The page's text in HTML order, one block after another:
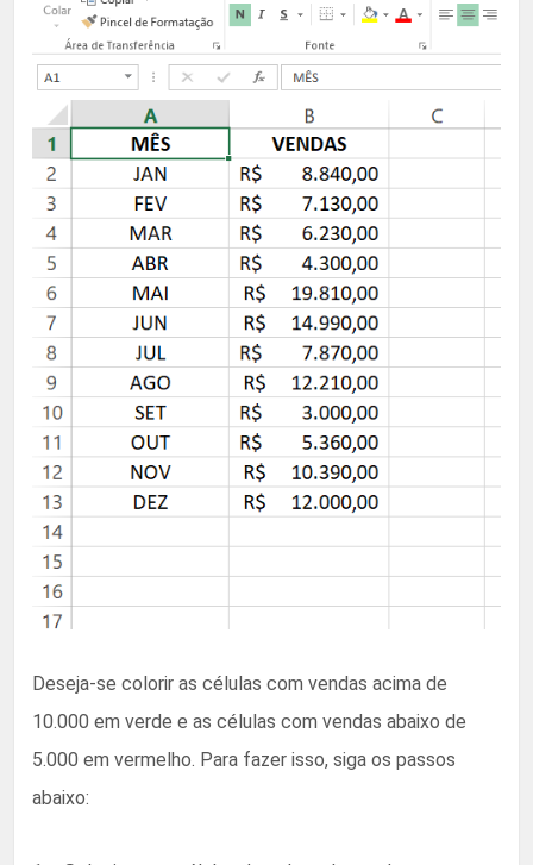
Deseja-se colorir as células com vendas acima de
10.000 em verde e as células com vendas abaixo de
5.000 em vermelho. Para fazer isso, siga os passos
abaixo: